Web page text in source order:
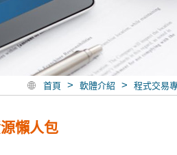
首頁 > 軟體介紹 > 程式交易
懶人包